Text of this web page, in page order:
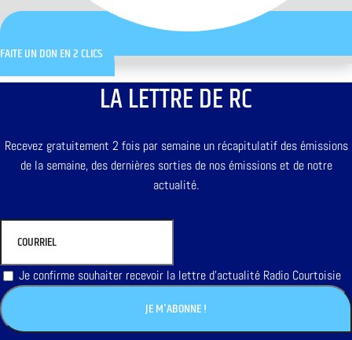
FAITE UN DON EN 2 CLICS
LA LETTRE DE RC
Recevez gratuitement 2 fois par semaine un récapitulatif des émissions
de la semaine, des dernières sorties de nos émissions et de notre
actualité.
Je confirme souhaiter recevoir la lettre d'actualité Radio Courtoisie